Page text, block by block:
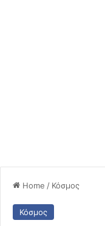
Home / Κόσμος
Κόσμος